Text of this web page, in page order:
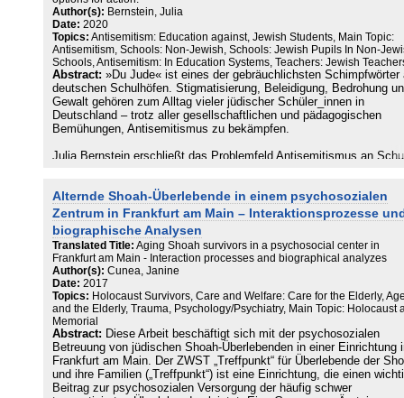
Author(s): Bernstein, Julia
Date: 2020
Topics: Antisemitism: Education against, Jewish Students, Main Topic:
Antisemitism, Schools: Non-Jewish, Schools: Jewish Pupils In Non-
Schools, Antisemitism: In Education Systems, Teachers: Jewish
Abstract: »Du Jude« ist eines der gebräuchlichsten Schimpfwörter
deutschen Schulhöfen. Stigmatisierung, Beleidigung, Bedrohung
Gewalt gehören zum Alltag vieler jüdischer Schüler_innen in
Deutschland – trotz aller gesellschaftlichen und pädagogischen
Bemühungen, Antisemitismus zu bekämpfen.
Julia Bernstein erschließt das Problemfeld Antisemitismus an
Befunde vor historischen und theoretischen Hintergründen. Diese
Herangehensweise macht den Band zusammen mit der Darstellung
konkreter Handlungsmöglichkeiten für den Umgang mit
zu einem unverzichtbaren Begleiter für Unterrichtsgestaltung und
soziale Miteinander an Schulen und darüber hinaus.
Alternde Shoah-Überlebende in einem psychosozialen
Zentrum in Frankfurt am Main – Interaktionsprozesse
biographische Analysen
Translated Title: Aging Shoah survivors in a psychosocial center in
Frankfurt am Main - Interaction processes and biographical analyzes
Author(s): Cunea, Janine
Date: 2017
Topics: Holocaust Survivors, Care and Welfare: Care for the Elderly,
and the Elderly, Trauma, Psychology/Psychiatry, Main Topic: Holocaust
Memorial
Abstract: Diese Arbeit beschäftigt sich mit der psychosozialen
Betreuung von jüdischen Shoah-Überlebenden in einer Einrichtung
Frankfurt am Main. Der ZWST „Treffpunkt“ für Überlebende der
und ihre Familien („Treffpunkt“) ist eine Einrichtung, die einen
Beitrag zur psychosozialen Versorgung der häufig schwer